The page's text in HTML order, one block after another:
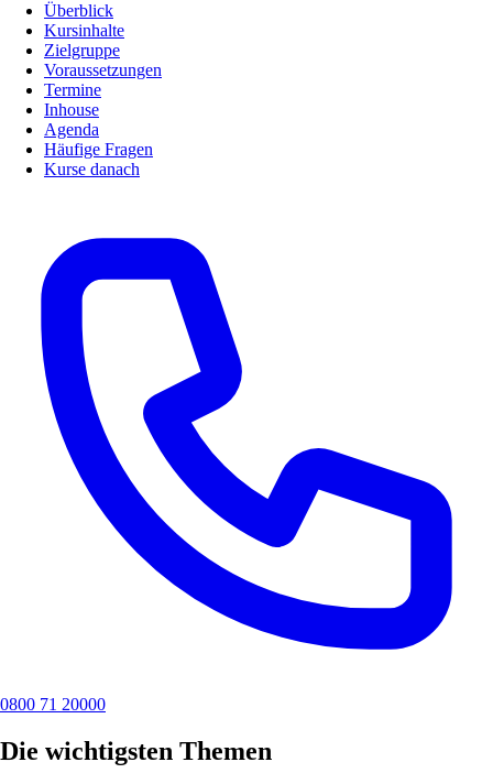
Überblick
Kursinhalte
Zielgruppe
Voraussetzungen
Termine
Inhouse
Agenda
Häufige Fragen
Kurse danach
0800 71 20000
Die wichtigsten Themen